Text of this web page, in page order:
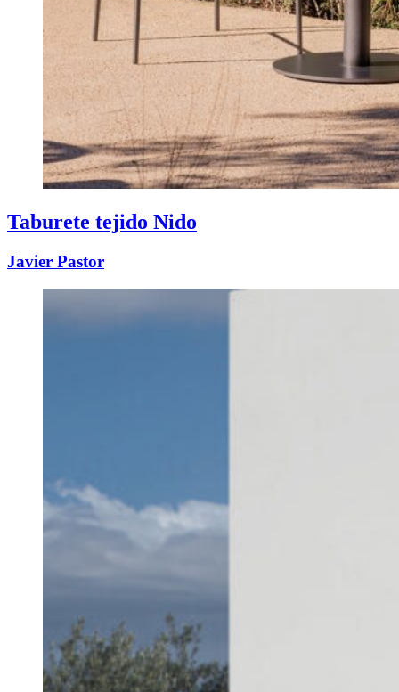
Taburete tejido Nido
Javier Pastor